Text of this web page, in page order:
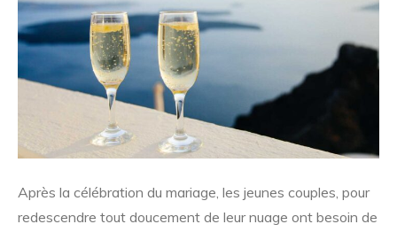
Après la célébration du mariage, les jeunes couples, pour
redescendre tout doucement de leur nuage ont besoin de